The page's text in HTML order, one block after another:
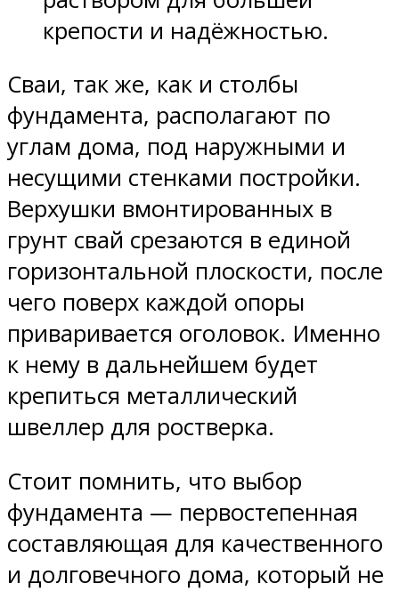
крепости и надёжностью.
Сваи, так же, как и столбы
фундамента, располагают по
углам дома, под наружными и
несущими стенками постройки.
Верхушки вмонтированных в
грунт свай срезаются в единой
горизонтальной плоскости, после
чего поверх каждой опоры
приваривается оголовок. Именно
к нему в дальнейшем будет
крепиться металлический
швеллер для ростверка.
Стоит помнить, что выбор
фундамента — первостепенная
составляющая для качественного
и долговечного дома, который не